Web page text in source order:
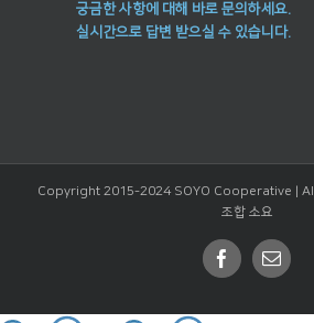
궁금한 사항에 대해 바로 문의하세요.
실시간으로 답변 받으실 수 있습니다.
Copyright 2015-2024 SOYO Cooperative |
조합 소요
Facebook